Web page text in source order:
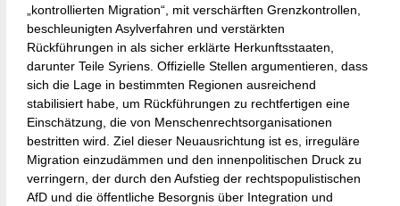
„kontrollierten Migration“, mit verschärften Grenzkontrollen,
beschleunigten Asylverfahren und verstärkten
Rückführungen in als sicher erklärte Herkunftsstaaten,
darunter Teile Syriens. Offizielle Stellen argumentieren, dass
sich die Lage in bestimmten Regionen ausreichend
stabilisiert habe, um Rückführungen zu rechtfertigen eine
Einschätzung, die von Menschenrechtsorganisationen
bestritten wird. Ziel dieser Neuausrichtung ist es, irreguläre
Migration einzudämmen und den innenpolitischen Druck zu
verringern, der durch den Aufstieg der rechtspopulistischen
AfD und die öffentliche Besorgnis über Integration und